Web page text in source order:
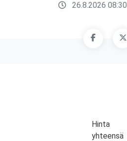
26.8.2026 08:30
Hinta
yhteensä